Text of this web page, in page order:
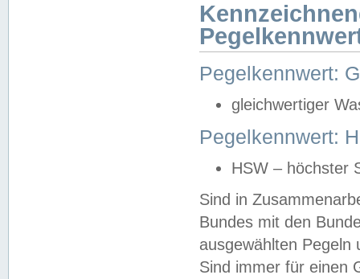
Pegelkennwert:
gleichwertiger
Pegelkennwert:
HSW – höchster
Sind in
Bundes mit den
ausgewählten
Sind immer für einen